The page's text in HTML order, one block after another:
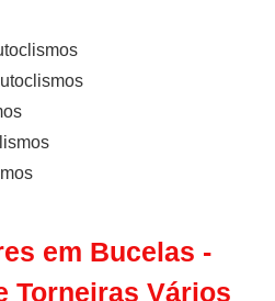
em Bucelas -
Torneiras Vários